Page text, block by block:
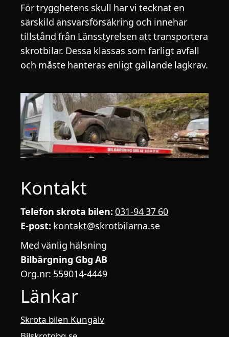
För trygghetens skull har vi tecknat en
särskild ansvarsförsäkring och innehar
tillstånd från Länsstyrelsen att transportera
skrotbilar. Dessa klassas som farligt avfall
och måste hanteras enligt gällande lagkrav.
Kontakt
Telefon skrota bilen: 031-94 37 60
E-post: kontakt@skrotbilarna.se
Med vänlig hälsning
Bilbärgning Gbg AB
Org.nr: 559014-4449
Länkar
Skrota bilen Kungälv